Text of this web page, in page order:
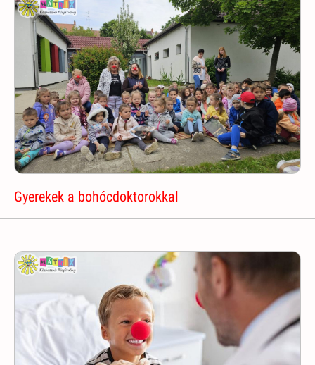
Gyerekek a bohócdoktorokkal